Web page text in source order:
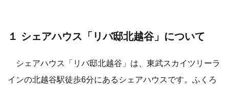
１ シェアハウス「リバ邸北越谷」について
シェアハウス「リバ邸北越谷」は、東武スカイツリーラ
インの北越谷駅徒歩6分にあるシェアハウスです。ふくろ